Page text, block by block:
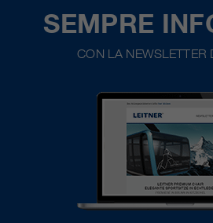
SEMPRE
CON LA NEWSLETTER